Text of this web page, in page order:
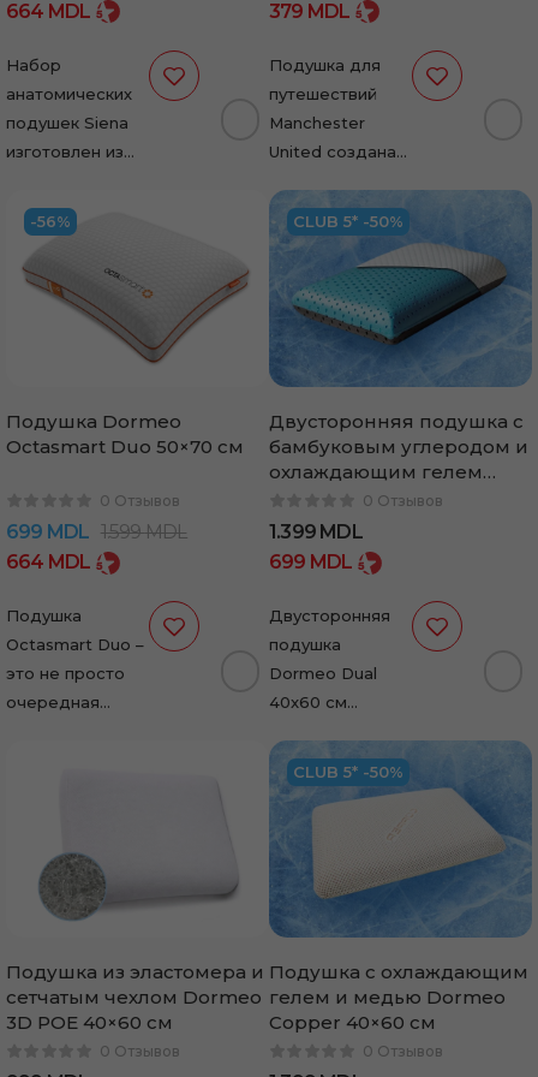
664 MDL
Набор
анатомических
подушек Siena
изготовлен из
эффектом
памяти и
полностью
адаптируется к
контурам головы
и шеи. Идеально
379 MDL
Подушка для
путешествий
Manchester
United создана
хочет получить
дополнительную
поддержку
головы и шеи
даже во время
-56%
Подушка Dormeo
Octasmart Duo 50×70 см
0 Отзывов
699 MDL 1.599MDL
664 MDL
Подушка
Octasmart Duo –
это не просто
очередная
топперы
Dormeo, а…
CLUB 5* -50%
Двусторонняя подушка с
бамбуковым углеродом и
охлаждающим гелем
Dormeo Dual 40×60 см
0 Отзывов
1.399 MDL
699 MDL
Двусторонняя
подушка
Dormeo Dual
40x60 см
технологии сна –
сторону с
углеродом для
свежести и
сторону с…
Подушка из эластомера и
сетчатым чехлом Dormeo
3D POE 40×60 см
0 Отзывов
CLUB 5* -50%
Подушка с охлаждающим
гелем и медью Dormeo
Copper 40×60 см
0 Отзывов